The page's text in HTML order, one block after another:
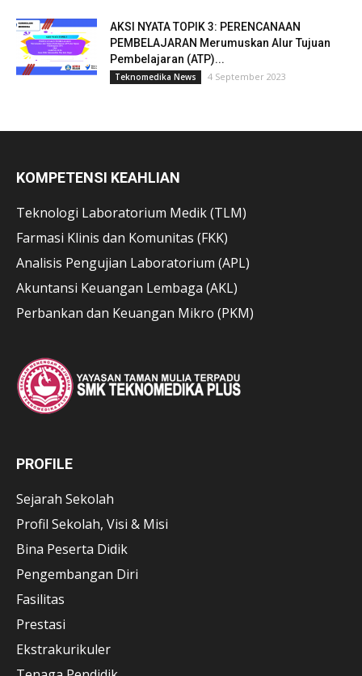
AKSI NYATA TOPIK 3: PERENCANAAN
PEMBELAJARAN Merumuskan Alur Tujuan
Pembelajaran (ATP)...
Teknomedika News 4 September 2023
KOMPETENSI KEAHLIAN
Teknologi Laboratorium Medik (TLM)
Farmasi Klinis dan Komunitas (FKK)
Analisis Pengujian Laboratorium (APL)
Akuntansi Keuangan Lembaga (AKL)
Perbankan dan Keuangan Mikro (PKM)
PROFILE
Sejarah Sekolah
Profil Sekolah, Visi & Misi
Bina Peserta Didik
Pengembangan Diri
Fasilitas
Prestasi
Ekstrakurikuler